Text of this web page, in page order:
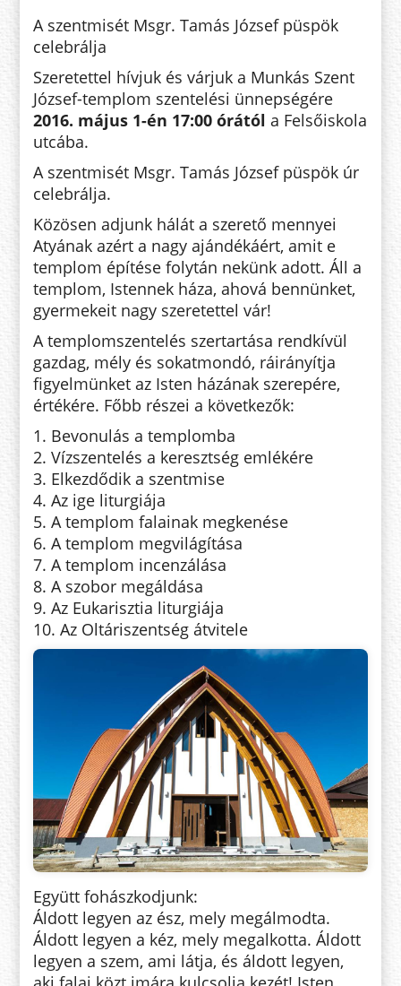
A szentmisét Msgr. Tamás József püspök
celebrálja
Szeretettel hívjuk és várjuk a Munkás Szent
József-templom szentelési ünnepségére
2016. május 1-én 17:00 órától a Felsőiskola
utcába.
A szentmisét Msgr. Tamás József püspök úr
celebrálja.
Közösen adjunk hálát a szerető mennyei
Atyának azért a nagy ajándékáért, amit e
templom építése folytán nekünk adott. Áll a
templom, Istennek háza, ahová bennünket,
gyermekeit nagy szeretettel vár!
A templomszentelés szertartása rendkívül
gazdag, mély és sokatmondó, ráirányítja
figyelmünket az Isten házának szerepére,
értékére. Főbb részei a következők:
1. Bevonulás a templomba
2. Vízszentelés a keresztség emlékére
3. Elkezdődik a szentmise
4. Az ige liturgiája
5. A templom falainak megkenése
6. A templom megvilágítása
7. A templom incenzálása
8. A szobor megáldása
9. Az Eukarisztia liturgiája
10. Az Oltáriszentség átvitele
Együtt fohászkodjunk:
Áldott legyen az ész, mely megálmodta.
Áldott legyen a kéz, mely megalkotta. Áldott
legyen a szem, ami látja, és áldott legyen,